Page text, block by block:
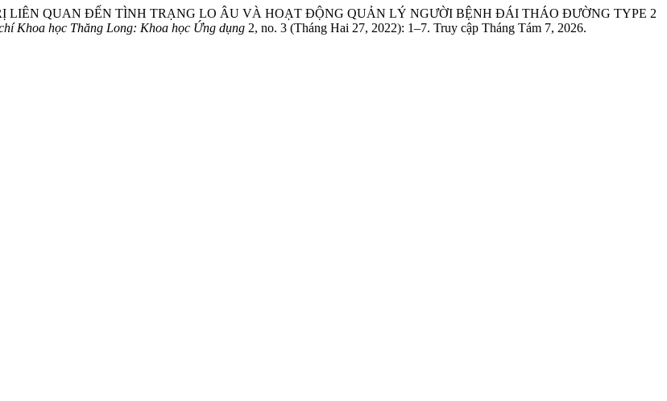
LIÊN QUAN ĐẾN TÌNH TRẠNG LO ÂU VÀ HOẠT ĐỘNG QUẢN LÝ NGƯỜI BỆNH ĐÁI THÁO ĐƯỜNG TYPE 2
Khoa học Thăng Long: Khoa học Ứng dụng 2, no. 3 (Tháng Hai 27, 2022): 1–7. Truy cập Tháng Tám 7, 2026.